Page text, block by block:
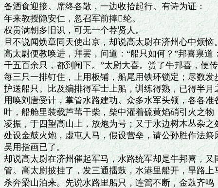
备酒食迎接。席终各散，一边收拾起行。有诗为证：
年来教授隐安仁，忽召军前捧纶。
权贵满朝多旧识，可无一个荐贤人。
且不说闻焕章同天使出京，却说高太尉在济州心中烦恼
高太尉便教唤进，拜罢，问道：“船只如何？”邦喜禀道
千五百余只，都到闸下。”太尉大喜。赏了牛邦喜，便
每三只一排钉住，上用板铺，船尾用铁环锁定；尽数
护送船只。比及编排得军士上船，训练得熟，已得半
用唤刘唐受计，掌管水路建功。众多水军头领，各各
叶，船舱里装载芦苇干柴，柴中灌着硫黄焰硝引火之
凌振，于四望高山上，放炮为号；又于水边树木丛杂
处设金鼓火炮，虚屯人马，假设营垒，请公孙胜作法
吴用指画已了。
却说高太尉在济州催起军马，水路统军却是牛邦喜，
管。高太尉披挂了，发三通擂鼓，水港里船开，旱路
杀奔梁山泊来。先说水路里船只，连篙不断，金鼓齐